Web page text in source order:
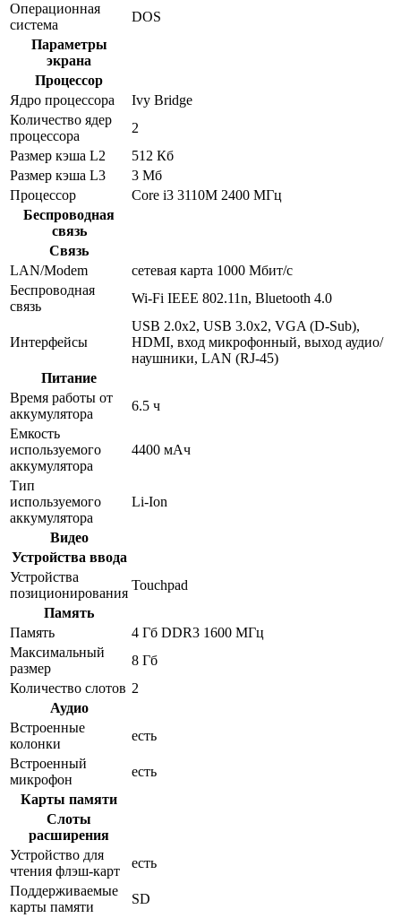
Операционная
система
DOS
Параметры
экрана
Процессор
Ядро процессора
Ivy Bridge
Количество ядер
процессора
2
Размер кэша L2
512 Кб
Размер кэша L3
3 Мб
Процессор
Core i3 3110M 2400 МГц
Беспроводная
связь
Связь
LAN/Modem
сетевая карта 1000 Мбит/c
Беспроводная
связь
Wi-Fi IEEE 802.11n, Bluetooth 4.0
Интерфейсы
USB 2.0x2, USB 3.0x2, VGA (D-Sub),
HDMI, вход микрофонный, выход аудио/
наушники, LAN (RJ-45)
Питание
Время работы от
аккумулятора
6.5 ч
Емкость
используемого
аккумулятора
4400 мАч
Тип
используемого
аккумулятора
Li-Ion
Видео
Устройства ввода
Устройства
позиционирования
Touchpad
Память
Память
4 Гб DDR3 1600 МГц
Максимальный
размер
8 Гб
Количество слотов 2
Аудио
Встроенные
колонки
есть
Встроенный
микрофон
есть
Карты памяти
Слоты
расширения
Устройство для
чтения флэш-карт
есть
Поддерживаемые
карты памяти
SD